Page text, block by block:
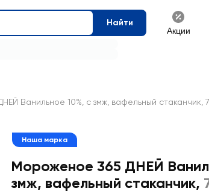
Найти
Акции
Ванильное 10%, с змж, вафельный стаканчик,
Наша марка
Мороженое 365 ДНЕЙ
змж, вафельный стаканчик,